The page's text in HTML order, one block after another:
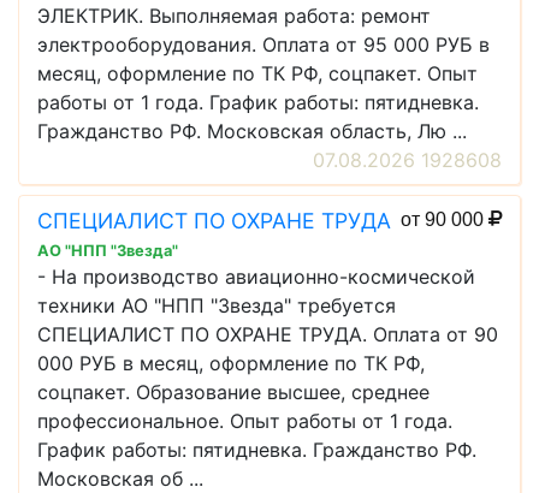
ЭЛЕКТРИК. Выполняемая работа: ремонт
электрооборудования. Оплата от 95 000 РУБ в
месяц, оформление по ТК РФ, соцпакет. Опыт
работы от 1 года. График работы: пятидневка.
Гражданство РФ. Московская область, Лю ...
07.08.2026 1928608
СПЕЦИАЛИСТ ПО ОХРАНЕ ТРУДА от 90 000
АО "НПП "Звезда"
- На производство авиационно-космической
техники АО "НПП "Звезда" требуется
СПЕЦИАЛИСТ ПО ОХРАНЕ ТРУДА. Оплата от 90
000 РУБ в месяц, оформление по ТК РФ,
соцпакет. Образование высшее, среднее
профессиональное. Опыт работы от 1 года.
График работы: пятидневка. Гражданство РФ.
Московская об ...